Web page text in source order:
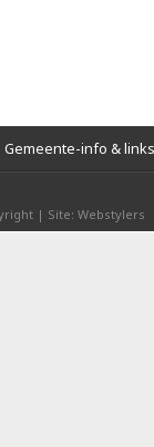
Gemeente-info & links
| Site: Webstylers